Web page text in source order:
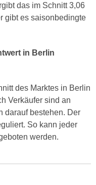
das im Schnitt 3,06
gibt es saisonbedingte
in Berlin
des Marktes in Berlin
Verkäufer sind an
darauf bestehen. Der
So kann jeder
werden.